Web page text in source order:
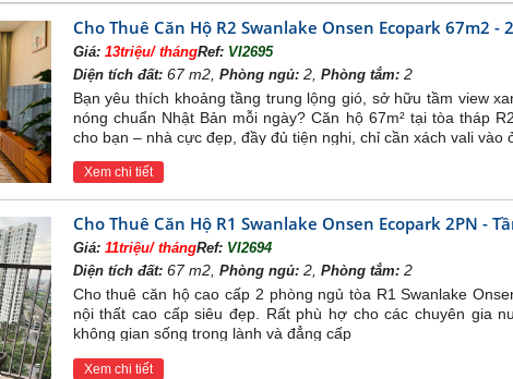
Cho Thuê Căn Hộ R2 Swanlake Onsen Ecopark 67m2 -
Giá: 13triệu/ thángRef: VI2695
Diện tích đất:67 m2, Phòng ngủ:2, Phòng tắm:2
Bạn yêu thích khoảng tầng trung lộng gió, sở hữu tầm view
nóng chuẩn Nhật Bản mỗi ngày? Căn hộ 67m² tại tòa tháp
cho bạn – nhà cực đẹp, đầy đủ tiện nghi, chỉ cần xách vali vào
Xem chi tiết
Cho Thuê Căn Hộ R1 Swanlake Onsen Ecopark 2PN -
Giá: 11triệu/ thángRef: VI2694
Diện tích đất:67 m2, Phòng ngủ:2, Phòng tắm:2
Cho thuê căn hộ cao cấp 2 phòng ngủ tòa R1 Swanlake
nội thất cao cấp siêu đẹp. Rất phù hợ cho các chuyên gia
không gian sống trong lành và đẳng cấp
Xem chi tiết